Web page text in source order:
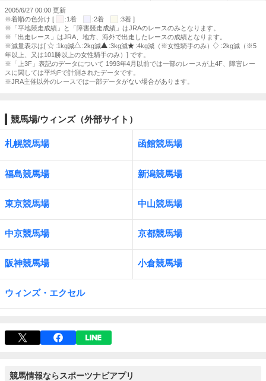
2005/6/27 00:00 更新
※着順の色分け [
:1着 :2着
:3着 ]
※「平地競走成績」と「障害競走成績」はJRAのレースのみとなります。
※「出走レース」はJRA、地方、海外で出走したレースの成績となります。
※減量表示は[
:1kg減 :2kg減 :3kg減 :4kg減（※女性騎手のみ）
:2kg減（※5
年以上、又は101勝以上の女性騎手のみ）] です。
※「上3F」表記のデータについて 1993年4月以前では一部のレースが上4F、障害レー
スに関しては平均Fで計測されたデータです。
※JRA主催以外のレースでは一部データがない場合があります。
競馬場/ウィンズ（外部サイト）
札幌競馬場 函館競馬場
福島競馬場 新潟競馬場
東京競馬場 中山競馬場
中京競馬場 京都競馬場
阪神競馬場 小倉競馬場
ウィンズ・エクセル
競馬情報ならスポーツナビアプリ